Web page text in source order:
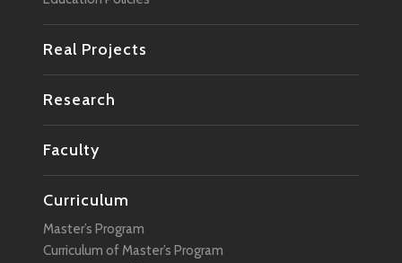
Real Projects
Research
Faculty
Curriculum
Master’s Program
Curriculum of Master’s Program